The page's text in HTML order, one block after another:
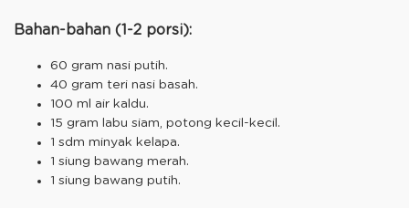
Bahan-bahan (1-2 porsi):
60 gram nasi putih.
40 gram teri nasi basah.
100 ml air kaldu.
15 gram labu siam, potong kecil-kecil.
1 sdm minyak kelapa.
1 siung bawang merah.
1 siung bawang putih.